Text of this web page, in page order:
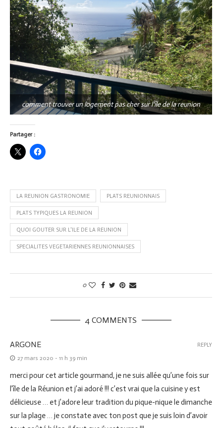
comment trouver un logement pas cher sur l'île de la reunion
Partager :
LA REUNION GASTRONOMIE PLATS REUNIONNAIS
PLATS TYPIQUES LA REUNION
QUOI GOUTER SUR L'ILE DE LA REUNION
SPECIALITES VEGETARIENNES REUNIONNAISES
0
4 COMMENTS
ARGONE
27 mars 2020 - 11 h 39 min
merci pour cet article gourmand, je ne suis allée qu’une fois sur
l’île de la Réunion et j’ai adoré !!! c’est vrai que la cuisine y est
délicieuse … et j’adore leur tradition du pique-nique le dimanche
sur la plage … je constate avec ton post que je suis loin d’avoir
REPLY